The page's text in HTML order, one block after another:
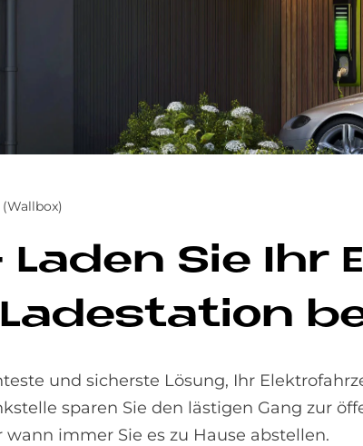
La­den Sie Ihr
und sicherste Lösung, Ihr
sparen Sie den lästigen Gang zur
immer Sie es zu Hause abstellen.